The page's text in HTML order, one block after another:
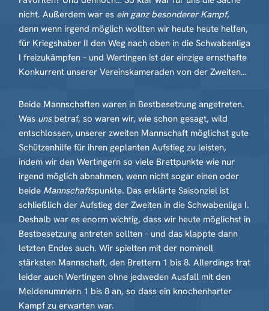
nicht. Außerdem war es ein ganz besonderer Kampf,
denn wenn irgend möglich wollten wir heute heute helfen,
für Kriegshaber II den Weg nach oben in die Schwabenliga
I freizukämpfen – und Wertingen ist der einzige ernsthafte
Konkurrent unserer Vereinskameraden von der Zweiten…
Beide Mannschaften waren in Bestbesetzung angetreten.
Was unsbetraf, so waren wir, wie schon gesagt, wild
entschlossen, unserer zweiten Mannschaft möglichst gute
Schützenhilfe für ihren geplanten Aufstieg zu leisten,
indem wir den Wertingern so viele Brettpunkte wie nur
irgend möglich abnahmen, wenn nicht sogar einen oder
beide Mannschaftspunkte. Das erklärte Saisonziel ist
schließlich der Aufstieg der Zweiten in die Schwabenliga I.
Deshalb war es enorm wichtig, dass wir heute möglichst in
Bestbesetzung antreten sollten – und das klappte dann
letzten Endes auch. Wir spielten mit der nominell
stärksten Mannschaft, den Brettern 1 bis 8. Allerdings trat
leider auch Wertingen ohne jedweden Ausfall mit den
Meldenummern 1 bis 8 an, so dass ein knochenharter
Kampf zu erwarten war.